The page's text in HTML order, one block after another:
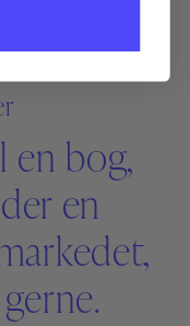
en bog,
en